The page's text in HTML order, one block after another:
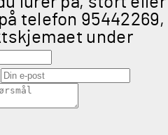
telefon
under